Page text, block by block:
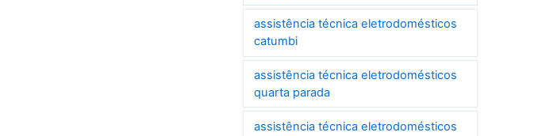
assistência técnica eletrodomésticos
catumbi
assistência técnica eletrodomésticos
quarta parada
assistência técnica eletrodomésticos